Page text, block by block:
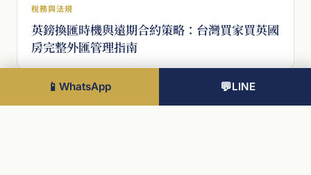
稅務與法規
英鎊換匯時機與遠期合約策略：台灣買家買英國
房完整外匯管理指南
📱WhatsApp 💬LINE